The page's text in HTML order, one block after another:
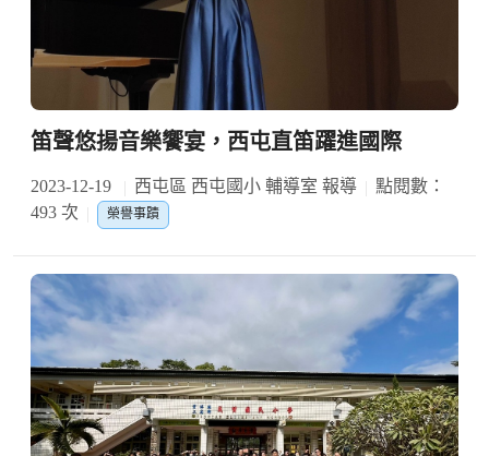
笛聲悠揚音樂饗宴，西屯直笛躍進國際
2023-12-19 西屯區 西屯國小 輔導室 報導
點閱數：
493 次
榮譽事蹟